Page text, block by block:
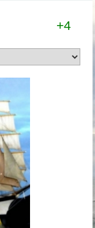
+4